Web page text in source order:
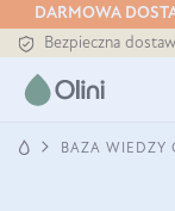
DARMOWA
Bezpieczna
Darmowa dostawa
Tłoczony zawsze
BAZA WIEDZY